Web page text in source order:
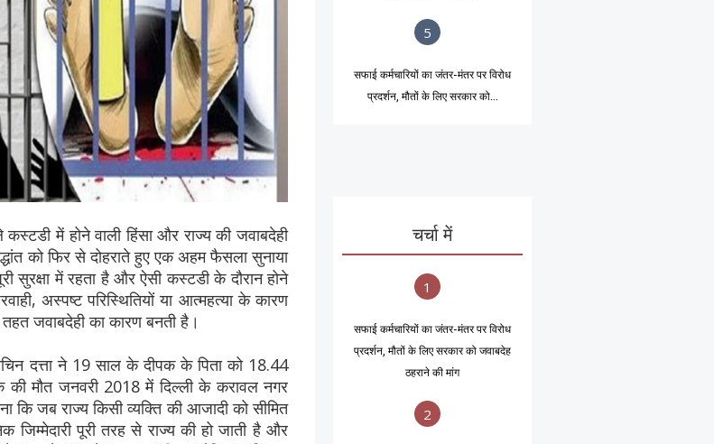
कस्टडी में होने वाली हिंसा और राज्य की जवाबदेही
को फिर से दोहराते हुए एक अहम फैसला सुनाया
सुरक्षा में रहता है और ऐसी कस्टडी के दौरान होने
अस्पष्ट परिस्थितियों या आत्महत्या के कारण
जवाबदेही का कारण बनती है।
दत्ता ने 19 साल के दीपक के पिता को 18.44
मौत जनवरी 2018 में दिल्ली के करावल नगर
कि जब राज्य किसी व्यक्ति की आजादी को सीमित
जिम्मेदारी पूरी तरह से राज्य की हो जाती है और
5
सफाई कर्मचारियों का जंतर-मंतर पर विरोध
प्रदर्शन, मौतों के लिए सरकार को...
चर्चा में
1
सफाई कर्मचारियों का जंतर-मंतर पर विरोध
प्रदर्शन, मौतों के लिए सरकार को जवाबदेह
ठहराने की मांग
2